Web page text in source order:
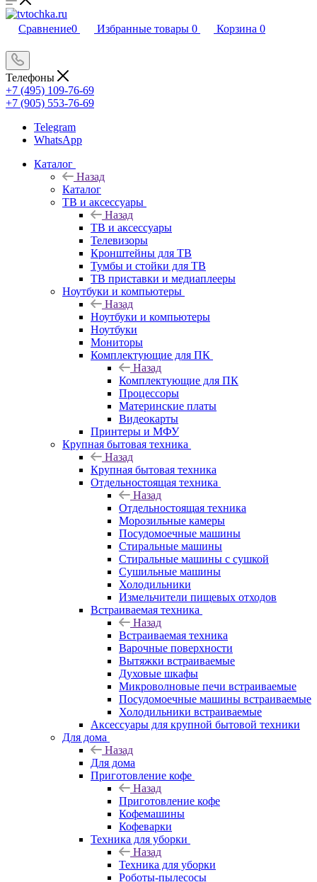
Сравнение0 Избранные товары 0 Корзина 0
Телефоны
+7 (495) 109-76-69
+7 (905) 553-76-69
Telegram
WhatsApp
Каталог
Назад
Каталог
ТВ и аксессуары
Назад
ТВ и аксессуары
Телевизоры
Кронштейны для ТВ
Тумбы и стойки для ТВ
ТВ приставки и медиаплееры
Ноутбуки и компьютеры
Назад
Ноутбуки и компьютеры
Ноутбуки
Мониторы
Комплектующие для ПК
Назад
Комплектующие для ПК
Процессоры
Материнские платы
Видеокарты
Принтеры и МФУ
Крупная бытовая техника
Назад
Крупная бытовая техника
Отдельностоящая техника
Назад
Отдельностоящая техника
Морозильные камеры
Посудомоечные машины
Стиральные машины
Стиральные машины с сушкой
Сушильные машины
Холодильники
Измельчители пищевых отходов
Встраиваемая техника
Назад
Встраиваемая техника
Варочные поверхности
Вытяжки встраиваемые
Духовые шкафы
Микроволновые печи встраиваемые
Посудомоечные машины встраиваемые
Холодильники встраиваемые
Аксессуары для крупной бытовой техники
Для дома
Назад
Для дома
Приготовление кофе
Назад
Приготовление кофе
Кофемашины
Кофеварки
Техника для уборки
Назад
Техника для уборки
Роботы-пылесосы